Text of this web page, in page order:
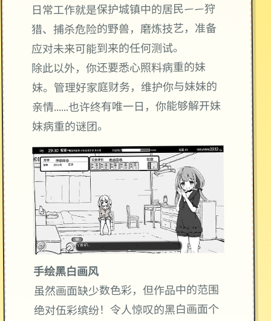
日常工作就是保护城镇中的居民——狩
猎、捕杀危险的野兽，磨炼技艺，准备
应对未来可能到来的任何测试。
除此以外，你还要悉心照料病重的妹
妹。管理好家庭财务，维护你与妹妹的
亲情……也许终有唯一日，你能够解开妹
妹病重的谜团。
手绘黑白画风
虽然画面缺少数色彩，但作品中的范围
绝对伍彩缤纷！令人惊叹的黑白画面个